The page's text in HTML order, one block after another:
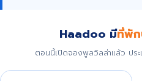
Haadoo มีที่พัก
ตอนนี้เปิดจองพูลวิลล่าแล้ว ปร